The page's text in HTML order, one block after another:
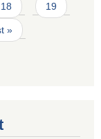
18 19
»